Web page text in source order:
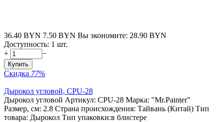
36.40 BYN 7.50 BYN Вы экономите: 28.90 BYN
Доступность: 1 шт.
+
−
Купить
Скидка 77%
Дырокол угловой, CPU-28
Дырокол угловой Артикул: CPU-28 Марка: "Mr.Painter"
Размер, см: 2.8 Страна происхождения: Тайвань (Китай) Тип
товара: Дырокол Тип упаковки:в блистере